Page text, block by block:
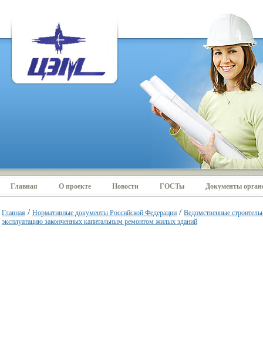
Главная О проекте Новости ГОСТы Документы
Главная / Нормативные документы Российской Федерации / Ведомственные
эксплуатацию законченных капитальным ремонтом жилых зданий